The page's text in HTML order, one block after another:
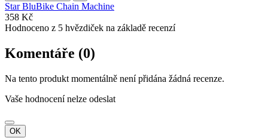
Star BluBike Chain Machine
358 Kč
Hodnoceno z 5 hvězdiček na základě recenzí
Komentáře (0)
Na tento produkt momentálně není přidána žádná recenze.
Vaše hodnocení nelze odeslat
OK